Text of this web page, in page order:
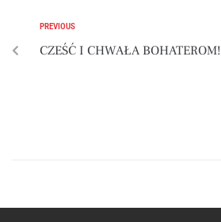
PREVIOUS
CZEŚĆ I CHWAŁA BOHATEROM!